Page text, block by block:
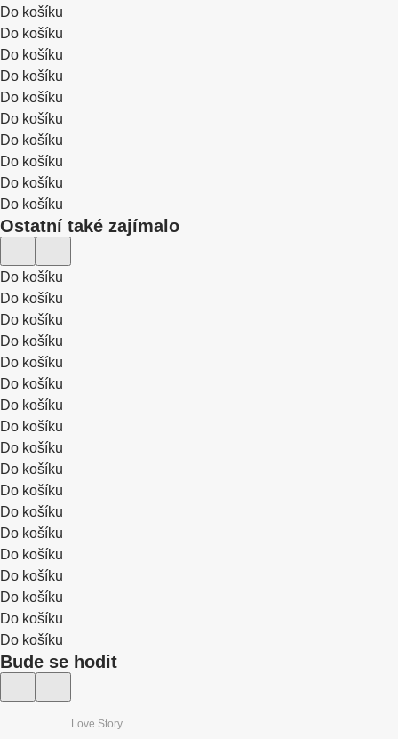
Do košíku
Do košíku
Do košíku
Do košíku
Do košíku
Do košíku
Do košíku
Do košíku
Do košíku
Do košíku
Ostatní také zajímalo
Do košíku
Do košíku
Do košíku
Do košíku
Do košíku
Do košíku
Do košíku
Do košíku
Do košíku
Do košíku
Do košíku
Do košíku
Do košíku
Do košíku
Do košíku
Do košíku
Do košíku
Do košíku
Bude se hodit
Love Story